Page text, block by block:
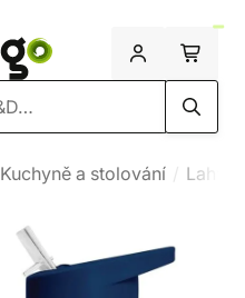
Kuchyně a stolování Lahve